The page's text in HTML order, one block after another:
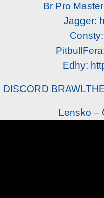
Br Pro
Jagger:
Edhy:
DISCORD
Lensko –